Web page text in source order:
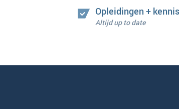
Opleidingen + kennis
Altijd up to date